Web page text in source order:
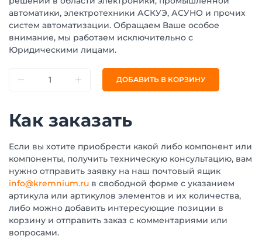
автоматики, электротехники АСКУЭ, АСУНО и прочих
систем автоматизации. Обращаем Ваше особое
внимание, мы работаем исключительно с
Юридическими лицами.
ДОБАВИТЬ В КОРЗИНУ
Как заказать
Если вы хотите приобрести какой либо компонент или
компоненты, получить техническую консультацию, вам
нужно отправить заявку на наш почтовый ящик
info@kremnium.ru в свободной форме с указанием
артикула или артикулов элементов и их количества,
либо можно добавить интересующие позиции в
корзину и отправить заказ с комментариями или
вопросами.